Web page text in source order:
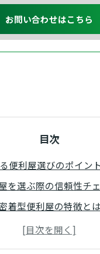
お問い合わせはこちら
目次
便利屋選びのポイン
を選ぶ際の信頼性チ
着型便利屋の特徴と
屋の実績や口コミの見極
やすい便利屋の条件